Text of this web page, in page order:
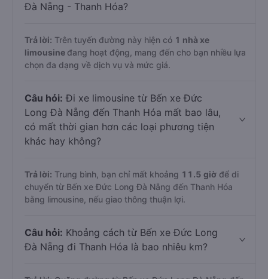
Đà Nẵng - Thanh Hóa?
Trả lời: Trên tuyến đường này hiện có 1 nhà xe
limousine đang hoạt động, mang đến cho bạn nhiều lựa
chọn đa dạng về dịch vụ và mức giá.
Câu hỏi: Đi xe limousine từ Bến xe Đức
Long Đà Nẵng đến Thanh Hóa mất bao lâu,
có mất thời gian hơn các loại phương tiện
khác hay không?
Trả lời: Trung bình, bạn chỉ mất khoảng 11.5 giờ để di
chuyển từ Bến xe Đức Long Đà Nẵng đến Thanh Hóa
bằng limousine, nếu giao thông thuận lợi.
Câu hỏi: Khoảng cách từ Bến xe Đức Long
Đà Nẵng đi Thanh Hóa là bao nhiêu km?